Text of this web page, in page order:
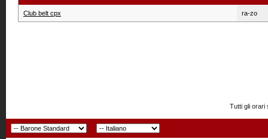
Club belt cpx ra-zo
Tutti gli orari